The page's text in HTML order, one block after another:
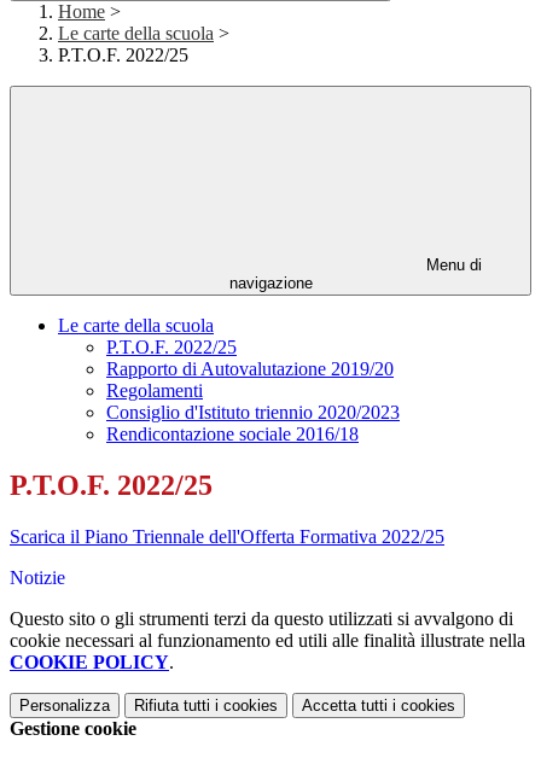
Home >
Le carte della scuola >
P.T.O.F. 2022/25
Menu di
navigazione
Le carte della scuola
P.T.O.F. 2022/25
Rapporto di Autovalutazione 2019/20
Regolamenti
Consiglio d'Istituto triennio 2020/2023
Rendicontazione sociale 2016/18
P.T.O.F. 2022/25
Scarica il Piano Triennale dell'Offerta Formativa 2022/25
Notizie
Questo sito o gli strumenti terzi da questo utilizzati si avvalgono di
cookie necessari al funzionamento ed utili alle finalità illustrate nella
COOKIE POLICY.
Personalizza Rifiuta tutti i cookies Accetta tutti i cookies
Gestione cookie